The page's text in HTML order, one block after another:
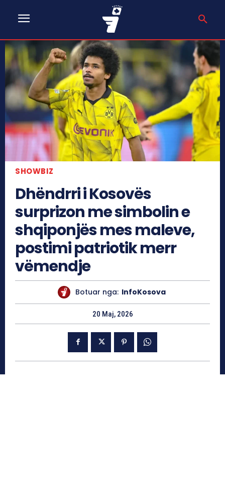
SHOWBIZ
Dhëndrri i Kosovës
surprizon me simbolin e
shqiponjës mes maleve,
postimi patriotik merr
vëmendje
Botuar nga: InfoKosova
20 Maj, 2026